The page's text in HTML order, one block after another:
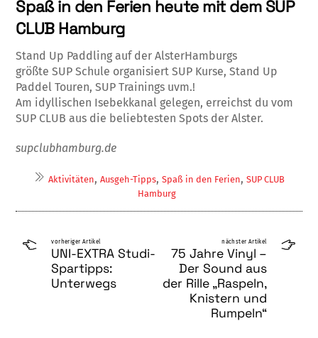
Spaß in den Ferien heute mit dem SUP
CLUB Hamburg
Stand Up Paddling auf der AlsterHamburgs
größte SUP Schule organisiert SUP Kurse, Stand Up
Paddel Touren, SUP Trainings uvm.!
Am idyllischen Isebekkanal gelegen, erreichst du vom
SUP CLUB aus die beliebtesten Spots der Alster.
supclubhamburg.de
Aktivitäten, Ausgeh-Tipps, Spaß in den Ferien, SUP CLUB
Hamburg
vorheriger Artikel
UNI-EXTRA Studi-
Spartipps:
Unterwegs
nächster Artikel
75 Jahre Vinyl –
Der Sound aus
der Rille „Raspeln,
Knistern und
Rumpeln“